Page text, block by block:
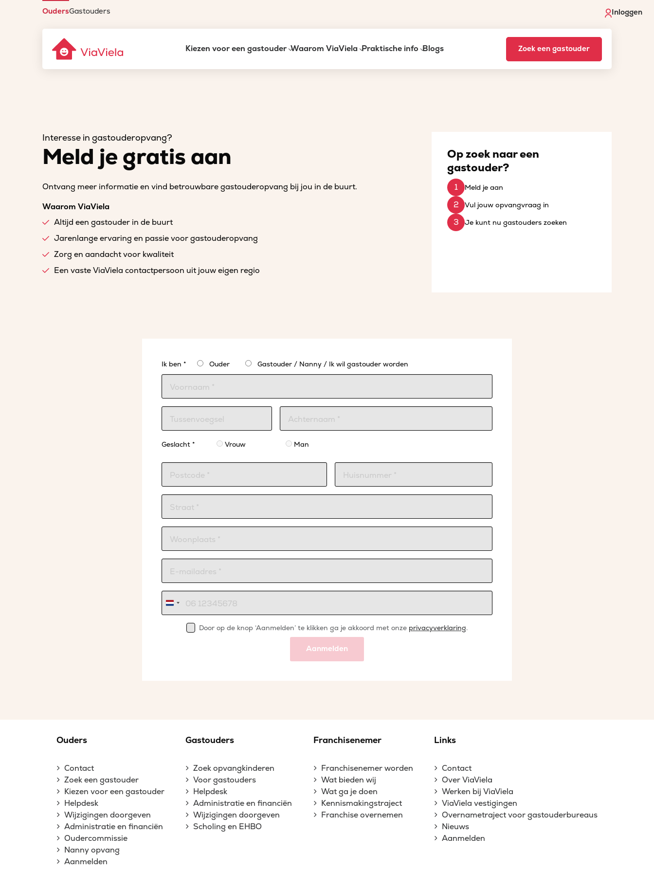
OudersGastouders Inloggen
Kiezen voor een gastouder Waarom ViaViela Praktische info Blogs Zoek een gastouder
Interesse in gastouderopvang?
Meld je gratis aan
Ontvang meer informatie en vind betrouwbare gastouderopvang bij jou in de buurt.
Waarom ViaViela
Altijd een gastouder in de buurt
Jarenlange ervaring en passie voor gastouderopvang
Zorg en aandacht voor kwaliteit
Een vaste ViaViela contactpersoon uit jouw eigen regio
Op zoek naar een
gastouder?
Meld je aan
Vul jouw opvangvraag in
Je kunt nu gastouders zoeken
Ik ben * Ouder Gastouder / Nanny / Ik wil gastouder worden
Geslacht * Vrouw Man
Nederland
+31
Door op de knop ‘Aanmelden’ te klikken ga je akkoord met onze privacyverklaring.
Aanmelden
Ouders
Contact
Zoek een gastouder
Kiezen voor een gastouder
Helpdesk
Wijzigingen doorgeven
Administratie en financiën
Oudercommissie
Nanny opvang
Aanmelden
Gastouders
Zoek opvangkinderen
Voor gastouders
Helpdesk
Administratie en financiën
Wijzigingen doorgeven
Scholing en EHBO
Franchisenemer
Franchisenemer worden
Wat bieden wij
Wat ga je doen
Kennismakingstraject
Franchise overnemen
Links
Contact
Over ViaViela
Werken bij ViaViela
ViaViela vestigingen
Overnametraject voor gastouderbureaus
Nieuws
Aanmelden